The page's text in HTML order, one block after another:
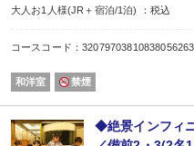
・お子様に大人気！「チョコレート
※朝食バイキング中止の場合はセ
■お風呂■
●【露天風呂】
昼は広がるパノラマ、夜は煌めく
●【展望大浴場】
広々とした湯船で、脚をのばしてゆ
大人お1人様(JR＋宿泊/1泊) ：税込
コースコード：
和洋室 禁煙
◆絶景インフィ